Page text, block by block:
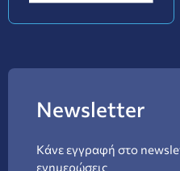
Newsletter
Κάνε εγγραφή στο
ενημερώσεις